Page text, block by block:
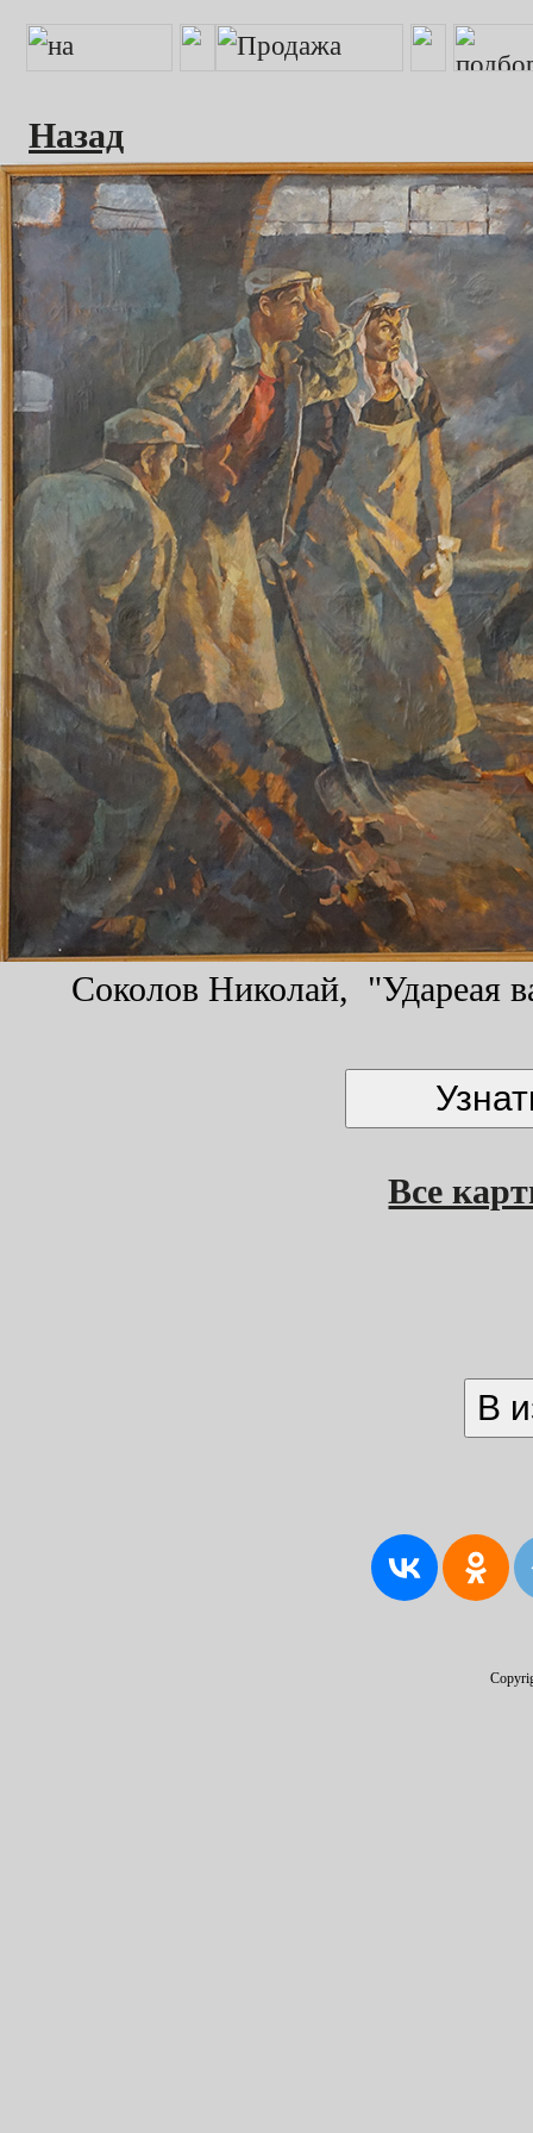
Назад
Соколов Николай, "Удареая
Все